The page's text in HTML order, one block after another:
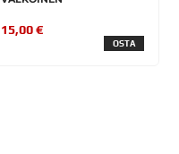
15,00 €
OSTA